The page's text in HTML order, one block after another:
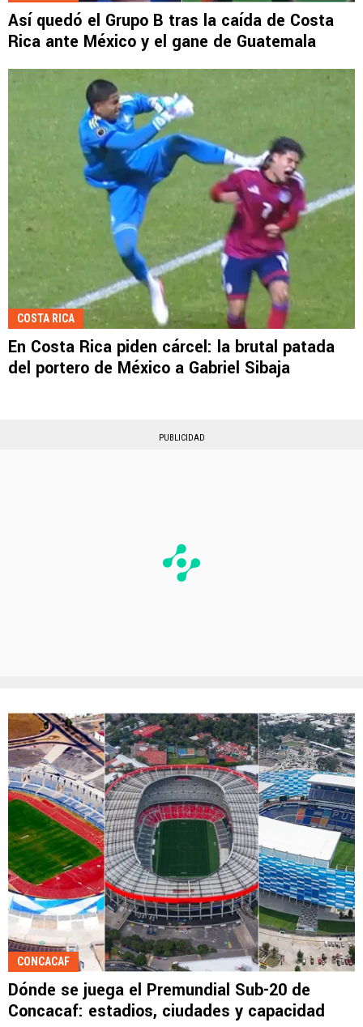
Así quedó el Grupo B tras la caída de Costa
Rica ante México y el gane de Guatemala
COSTA RICA
En Costa Rica piden cárcel: la brutal patada
del portero de México a Gabriel Sibaja
PUBLICIDAD
CONCACAF
Dónde se juega el Premundial Sub-20 de
Concacaf: estadios, ciudades y capacidad